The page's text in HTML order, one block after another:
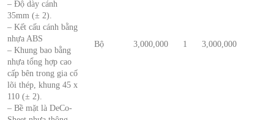
– Độ dày cánh
35mm (± 2).
– Kết cấu cánh bằng
nhựa ABS
– Khung bao bằng
nhựa tổng hợp cao
cấp bên trong gia cố
lõi thép, khung 45 x
110 (± 2).
– Bề mặt là DeCo-
Bộ 3,000,000 1 3,000,000